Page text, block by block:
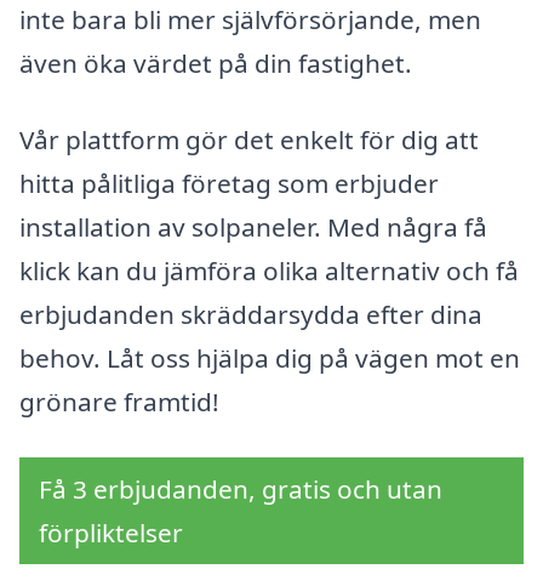
inte bara bli mer självförsörjande, men
även öka värdet på din fastighet.
Vår plattform gör det enkelt för dig att
hitta pålitliga företag som erbjuder
installation av solpaneler. Med några få
klick kan du jämföra olika alternativ och få
erbjudanden skräddarsydda efter dina
behov. Låt oss hjälpa dig på vägen mot en
grönare framtid!
Få 3 erbjudanden, gratis och utan
förpliktelser